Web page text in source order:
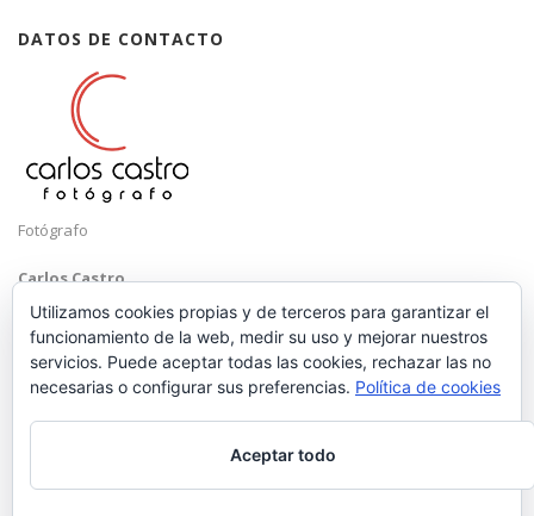
DATOS DE CONTACTO
Fotógrafo
Carlos Castro
Málaga
Mobile: +34 652 83 71 98
hola@carloscastrofotografo.com
Utilizamos cookies propias y de terceros para garantizar el
funcionamiento de la web, medir su uso y mejorar nuestros
servicios. Puede aceptar todas las cookies, rechazar las no
necesarias o configurar sus preferencias. Política de cookies
Aceptar todo